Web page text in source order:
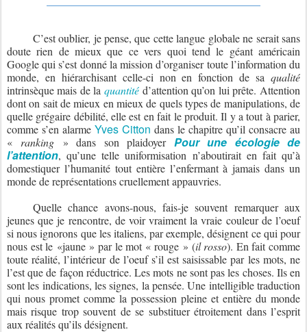
C’est oublier, je pense, que cette langue globale ne serait sans
doute rien de mieux que ce vers quoi tend le géant américain
Google qui s’est donné la mission d’organiser toute l’information du
monde, en hiérarchisant celle-ci non en fonction de sa qualité
intrinsèque mais de la quantitéd’attention qu’on lui prête. Attention
dont on sait de mieux en mieux de quels types de manipulations, de
quelle grégaire débilité, elle est en fait le produit. Il y a tout à parier,
comme s’en alarme Yves Citton dans le chapitre qu’il consacre au
« ranking » dans son plaidoyer Pour une écologie de
l’attention, qu’une telle uniformisation n’aboutirait en fait qu’à
domestiquer l’humanité tout entière l’enfermant à jamais dans un
monde de représentations cruellement appauvries.
Quelle chance avons-nous, fais-je souvent remarquer aux
jeunes que je rencontre, de voir vraiment la vraie couleur de l’oeuf
si nous ignorons que les italiens, par exemple, désignent ce qui pour
nous est le «jaune » par le mot « rouge » (il rosso). En fait comme
toute réalité, l’intérieur de l’oeuf s’il est saisissable par les mots, ne
l’est que de façon réductrice. Les mots ne sont pas les choses. Ils en
sont les indications, les signes, la pensée. Une intelligible traduction
qui nous promet comme la possession pleine et entière du monde
mais risque trop souvent de se substituer étroitement dans l’esprit
aux réalités qu’ils désignent.